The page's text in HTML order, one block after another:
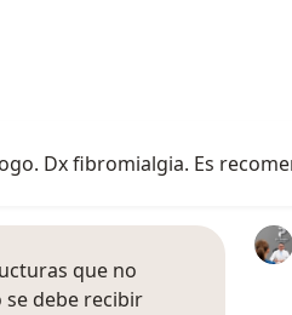
Dx fibromialgia. Es
que no
se debe recibir